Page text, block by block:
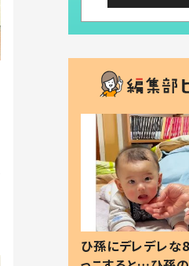
ひ孫にデレデレな